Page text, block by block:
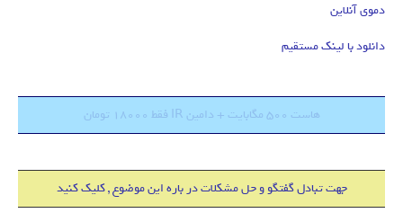
دموی آنلاین
دانلود با لینک مستقیم
هاست 500 مگابایت + دامین IR فقط 18000 تومان
جهت تبادل گفتگو و حل مشکلات در باره این موضوع , کلیک کنید